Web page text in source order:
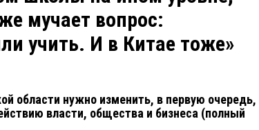
мучает вопрос:
учить. И в Китае тоже»
области нужно изменить, в первую очередь,
власти, общества и бизнеса (полный